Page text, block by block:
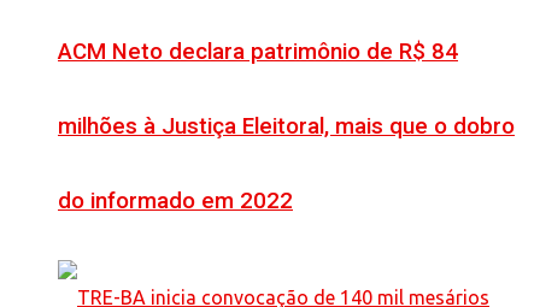
ACM Neto declara patrimônio de R$ 84
milhões à Justiça Eleitoral, mais que o dobro
do informado em 2022